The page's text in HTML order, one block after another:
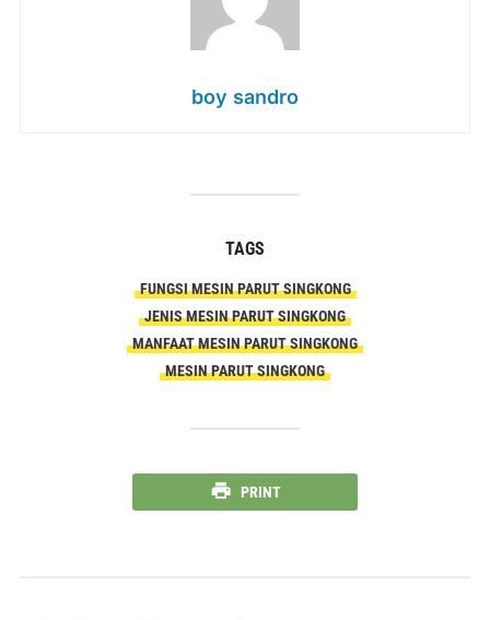
boy sandro
TAGS
FUNGSI MESIN PARUT SINGKONG
JENIS MESIN PARUT SINGKONG
MANFAAT MESIN PARUT SINGKONG
MESIN PARUT SINGKONG
PRINT